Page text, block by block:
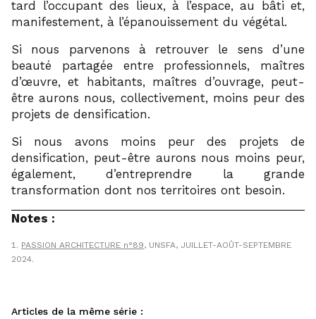
tard l’occupant des lieux, à l’espace, au bâti et,
manifestement, à l’épanouissement du végétal.
Si nous parvenons à retrouver le sens d’une
beauté partagée entre professionnels, maîtres
d’œuvre, et habitants, maîtres d’ouvrage, peut-
être aurons nous, collectivement, moins peur des
projets de densification.
Si nous avons moins peur des projets de
densification, peut-être aurons nous moins peur,
également, d’entreprendre la grande
transformation dont nos territoires ont besoin.
Notes :
PASSION ARCHITECTURE n°89, UNSFA, JUILLET-AOÛT-SEPTEMBRE
2024.
Articles de la même série :